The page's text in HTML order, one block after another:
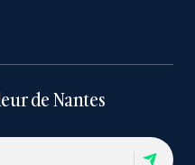
de Nantes